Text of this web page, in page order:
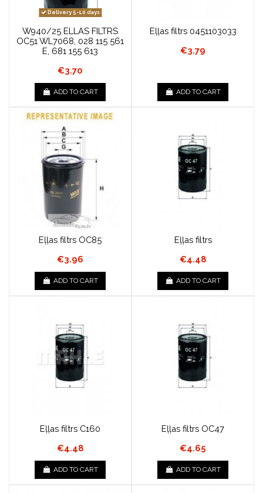
Delivery 5-10 days
W940/25 ELLAS FILTRS
OC51 WL7068, 028 115 561
E, 681 155 613
€3.70
ADD TO CART
Eļļas filtrs 0451103033
€3.79
ADD TO CART
Eļļas filtrs OC85
€3.96
ADD TO CART
Eļļas filtrs
€4.48
ADD TO CART
Eļļas filtrs C160
€4.48
ADD TO CART
Eļļas filtrs OC47
€4.65
ADD TO CART